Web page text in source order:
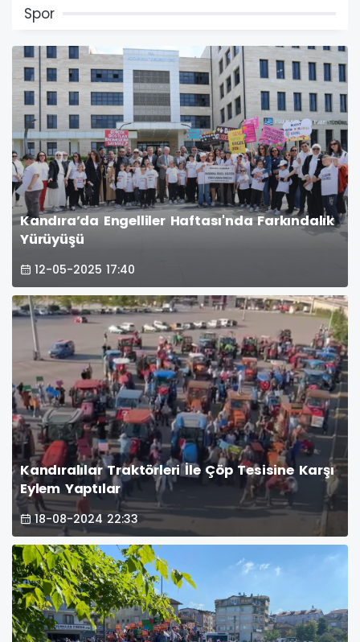
Spor
Kandıra’da Engelliler Haftası'nda Farkındalık
Yürüyüşü
12-05-2025 17:40
Kandıralılar Traktörleri İle Çöp Tesisine Karşı
Eylem Yaptılar
18-08-2024 22:33